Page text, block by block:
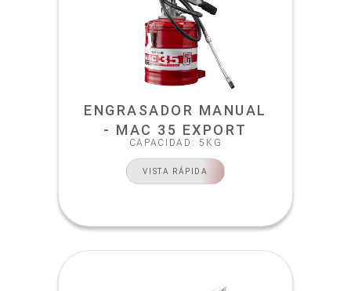
ENGRASADOR MANUAL
- MAC 35 EXPORT
CAPACIDAD: 5KG
VISTA RÁPIDA